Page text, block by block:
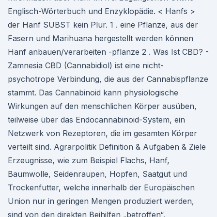
Englisch-Wörterbuch und Enzyklopädie. < Hanfs >
der Hanf SUBST kein Plur. 1 . eine Pflanze, aus der
Fasern und Marihuana hergestellt werden können
Hanf anbauen/verarbeiten -pflanze 2 . Was Ist CBD? -
Zamnesia CBD (Cannabidiol) ist eine nicht-
psychotrope Verbindung, die aus der Cannabispflanze
stammt. Das Cannabinoid kann physiologische
Wirkungen auf den menschlichen Körper ausüben,
teilweise über das Endocannabinoid-System, ein
Netzwerk von Rezeptoren, die im gesamten Körper
verteilt sind. Agrarpolitik Definition & Aufgaben & Ziele
Erzeugnisse, wie zum Beispiel Flachs, Hanf,
Baumwolle, Seidenraupen, Hopfen, Saatgut und
Trockenfutter, welche innerhalb der Europäischen
Union nur in geringen Mengen produziert werden,
sind von den direkten Beihilfen „betroffen“.